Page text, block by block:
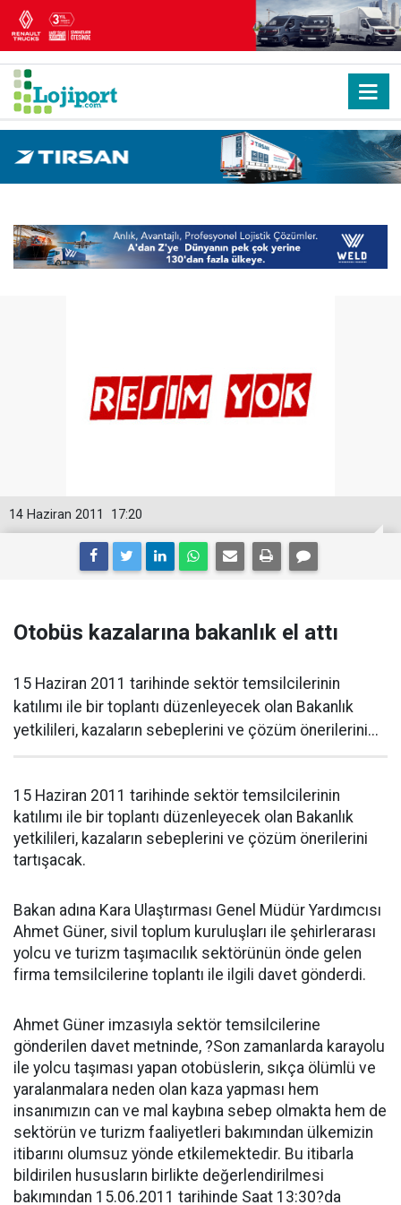
17:20
14 Haziran 2011
Otobüs kazalarına bakanlık el attı
15 Haziran 2011 tarihinde sektör temsilcilerinin
katılımı ile bir toplantı düzenleyecek olan Bakanlık
yetkilileri, kazaların sebeplerini ve çözüm önerilerini...
15 Haziran 2011 tarihinde sektör temsilcilerinin
katılımı ile bir toplantı düzenleyecek olan Bakanlık
yetkilileri, kazaların sebeplerini ve çözüm önerilerini
tartışacak.
Bakan adına Kara Ulaştırması Genel Müdür Yardımcısı
Ahmet Güner, sivil toplum kuruluşları ile şehirlerarası
yolcu ve turizm taşımacılık sektörünün önde gelen
firma temsilcilerine toplantı ile ilgili davet gönderdi.
Ahmet Güner imzasıyla sektör temsilcilerine
gönderilen davet metninde, ?Son zamanlarda karayolu
ile yolcu taşıması yapan otobüslerin, sıkça ölümlü ve
yaralanmalara neden olan kaza yapması hem
insanımızın can ve mal kaybına sebep olmakta hem de
sektörün ve turizm faaliyetleri bakımından ülkemizin
itibarını olumsuz yönde etkilemektedir. Bu itibarla
bildirilen hususların birlikte değerlendirilmesi
bakımından 15.06.2011 tarihinde Saat 13:30?da